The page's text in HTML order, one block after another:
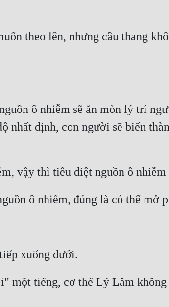
theo lên, nhưng cầu thang
ô nhiễm sẽ ăn mòn lý trí
nhất định, con người sẽ biến
vậy thì tiêu diệt nguồn ô
ô nhiễm, đúng là có thể mở
xuống dưới.
một tiếng, cơ thể Lý Lâm không